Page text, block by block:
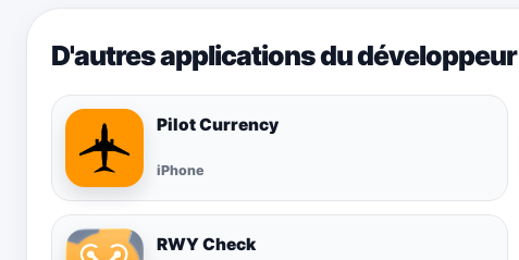
D'autres applications du développeur
Pilot Currency
iPhone
RWY Check